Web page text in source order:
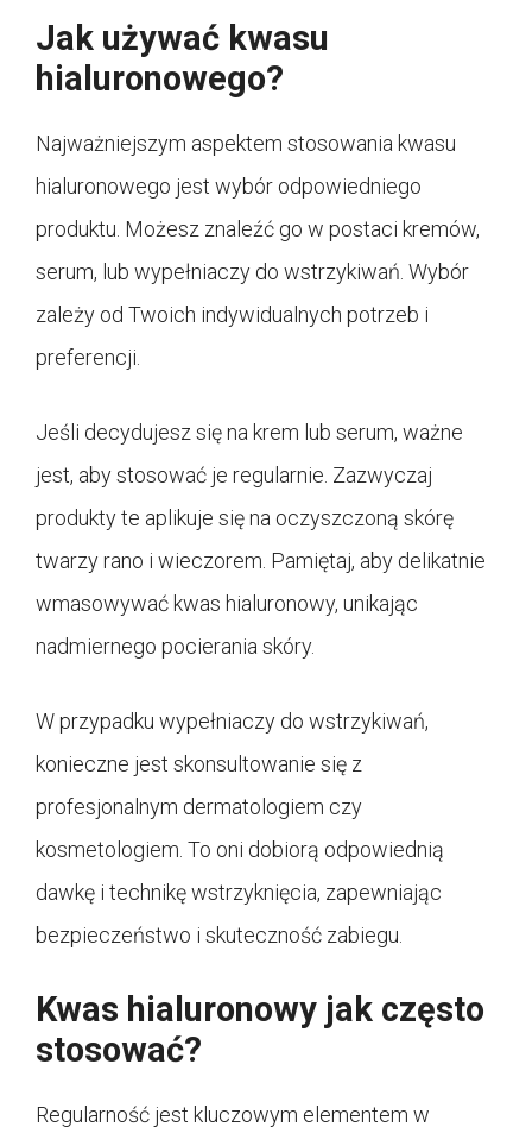
Jak używać kwasu
hialuronowego?
Najważniejszym aspektem stosowania kwasu
hialuronowego jest wybór odpowiedniego
produktu. Możesz znaleźć go w postaci kremów,
serum, lub wypełniaczy do wstrzykiwań. Wybór
zależy od Twoich indywidualnych potrzeb i
preferencji.
Jeśli decydujesz się na krem lub serum, ważne
jest, aby stosować je regularnie. Zazwyczaj
produkty te aplikuje się na oczyszczoną skórę
twarzy rano i wieczorem. Pamiętaj, aby delikatnie
wmasowywać kwas hialuronowy, unikając
nadmiernego pocierania skóry.
W przypadku wypełniaczy do wstrzykiwań,
konieczne jest skonsultowanie się z
profesjonalnym dermatologiem czy
kosmetologiem. To oni dobiorą odpowiednią
dawkę i technikę wstrzyknięcia, zapewniając
bezpieczeństwo i skuteczność zabiegu.
Kwas hialuronowy jak często
stosować?
Regularność jest kluczowym elementem w